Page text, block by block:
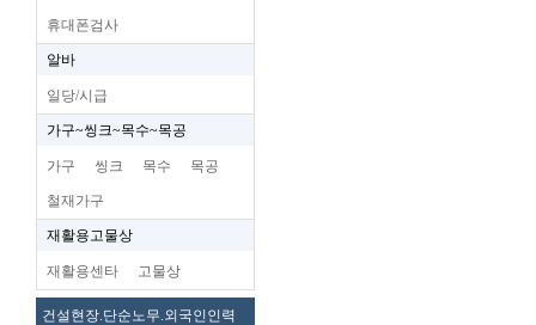
휴대폰검사
알바
일당/시급
가구~씽크~목수~목공
가구 씽크 목수 목공
철재가구
재활용고물상
재활용센타 고물상
건설현장.단순노무.외국인인력